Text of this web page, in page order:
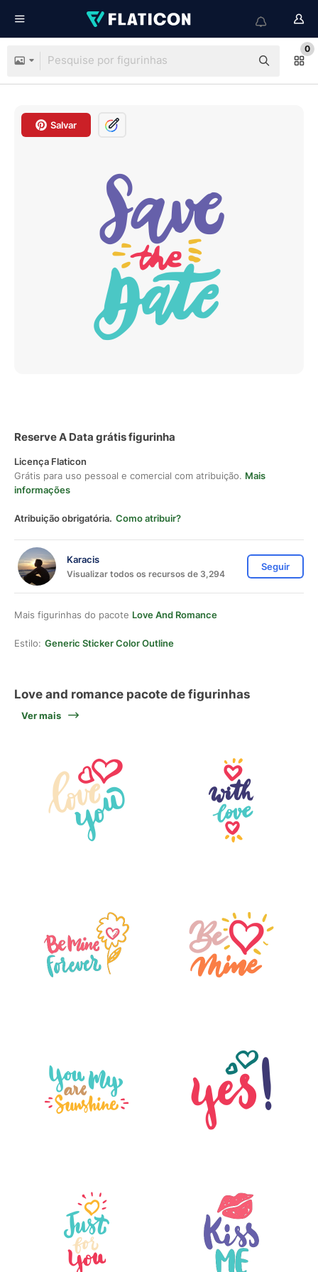
0
Salvar
Reserve A Data grátis figurinha
Licença Flaticon
Grátis para uso pessoal e comercial com atribuição. Mais
informações
Atribuição obrigatória. Como atribuir?
Karacis
Visualizar todos os recursos de 3,294
Seguir
Mais figurinhas do pacote Love And Romance
Estilo: Generic Sticker Color Outline
Love and romance pacote de figurinhas
Ver mais